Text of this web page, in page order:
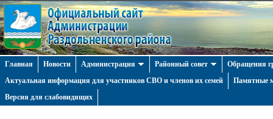
Главная Новости Администрация Районный совет
Обращения
Актуальная информация для участников СВО и членов их семей
Памятные
Версия для слабовидящих